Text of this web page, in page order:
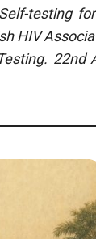
Self-testing
HIV
22nd